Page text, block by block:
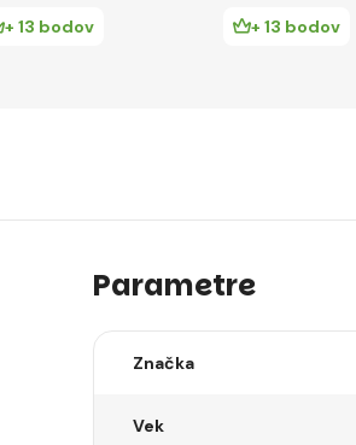
+ 13 bodov + 13 bodov
Parametre
Značka
Vek